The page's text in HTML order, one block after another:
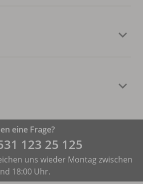
eine Frage?
­123 25 125
uns wieder Montag zwischen
18:00 Uhr.